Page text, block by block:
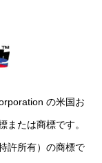
の米国お
または商標です。
許所有）の商標で